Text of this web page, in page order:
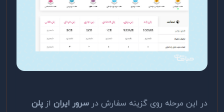
در این مرحله روی گزینه سفارش در سرور ایران از پلن